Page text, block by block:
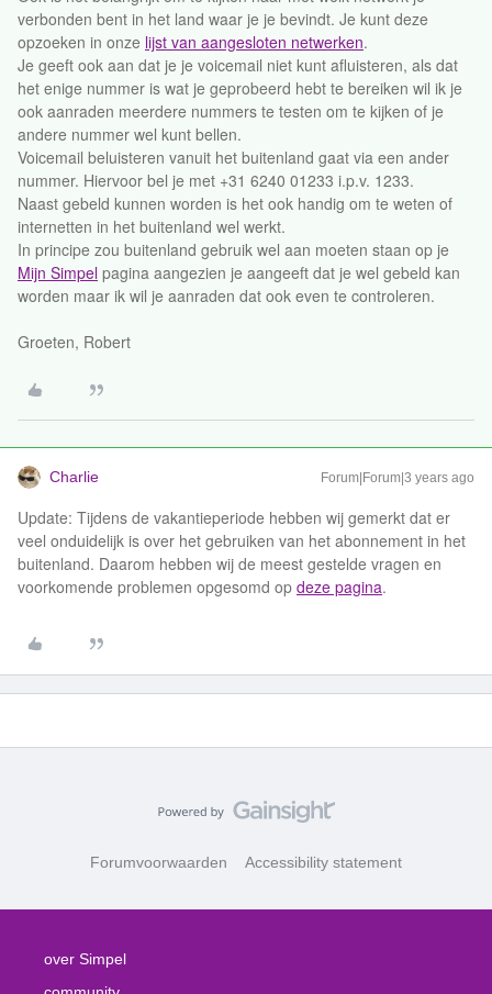
verbonden bent in het land waar je je bevindt. Je kunt deze
opzoeken in onze lijst van aangesloten netwerken.
Je geeft ook aan dat je je voicemail niet kunt afluisteren, als dat
het enige nummer is wat je geprobeerd hebt te bereiken wil ik je
ook aanraden meerdere nummers te testen om te kijken of je
andere nummer wel kunt bellen.
Voicemail beluisteren vanuit het buitenland gaat via een ander
nummer. Hiervoor bel je met +31 6240 01233 i.p.v. 1233.
Naast gebeld kunnen worden is het ook handig om te weten of
internetten in het buitenland wel werkt.
In principe zou buitenland gebruik wel aan moeten staan op je
Mijn Simpel pagina aangezien je aangeeft dat je wel gebeld kan
worden maar ik wil je aanraden dat ook even te controleren.
Groeten, Robert
Charlie Forum|Forum|3 years ago
Update: Tijdens de vakantieperiode hebben wij gemerkt dat er
veel onduidelijk is over het gebruiken van het abonnement in het
buitenland. Daarom hebben wij de meest gestelde vragen en
voorkomende problemen opgesomd op deze pagina.
Forumvoorwaarden Accessibility statement
over Simpel